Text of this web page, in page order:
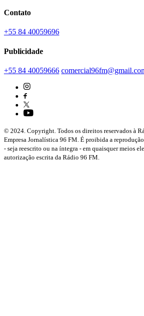
Contato
+55 84 40059696
Publicidade
+55 84 40059666
© 2024. Copyright. Todos os direitos reservados à
Empresa Jornalística 96 FM. É proibida a
- seja reescrito ou na íntegra - em quaisquer meios
autorização escrita da Rádio 96 FM.